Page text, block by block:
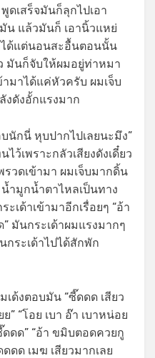
พูดเสร็จมันก็ลุกไปเอา
แล้วมันก็ เอานิ้วแหย่
ได้แต่นอนสะอื้นตอนนั้น
มันก็จับให้ผมอยู่ท่าหมา
มาได้แค่หัวครับ ผมเจ็บ
งดังอั้กแรงมาก
นักนี่ หุบปากไปเลยนะมึง”
ว้เพราะกลัวเสียงดังเดี๋ยว
วดเข้ามา ผมเจ็บมากดิ้น
ำมูกน้ำตาไหลเป็นทาง
เด้าเข้ามาอีกเรื่อยๆ “อ้า
มันกระเด้าผมแรงมากๆ
กระเด้าไปได้สักพัก
เด้งตอบมัน “ซี๊ดดด เสียว
“โอย เบา อ๊า เบาหน่อย
ดด” “อ้า ขมิบตอดควยกู
ดด เมฆ เสียวมากเลย